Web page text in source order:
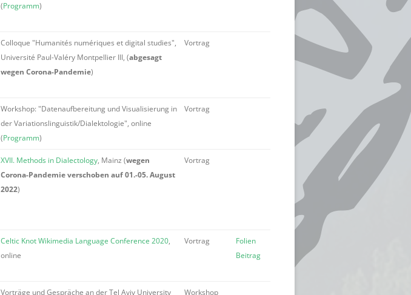
(Programm)
Colloque "Humanités numériques et digital studies",
Université Paul-Valéry Montpellier III, (abgesagt
wegen Corona-Pandemie)
Vortrag
Workshop: "Datenaufbereitung und Visualisierung in
der Variationslinguistik/Dialektologie", online
(Programm)
Vortrag
XVII. Methods in Dialectology, Mainz (wegen
Corona-Pandemie verschoben auf 01.-05. August
2022)
Vortrag
Celtic Knot Wikimedia Language Conference 2020,
online
Vortrag
Folien
Beitrag
Vorträge und Gespräche an der Tel Aviv University Workshop